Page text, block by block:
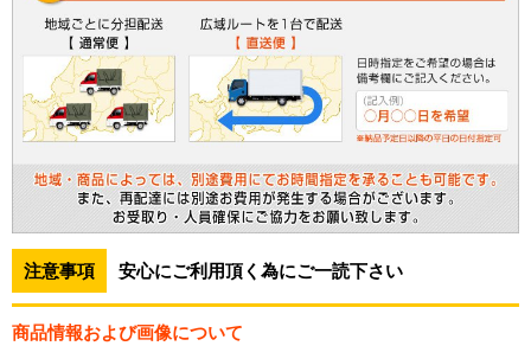
注意事項 安心にご利用頂く為にご一読下さい
商品情報および画像について